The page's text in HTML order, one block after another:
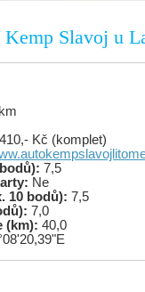
Slavoj u
410,- Kč (komplet)
7,5
Ne
10 bodů): 7,5
7,0
(km): 40,0